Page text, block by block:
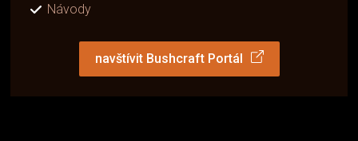
Návody
navštívit Bushcraft Portál